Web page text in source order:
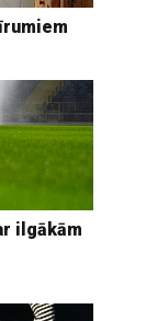
ilgākām